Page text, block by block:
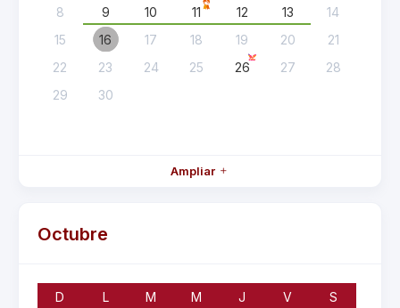
8
9 10 11 12 13
14
15
16 17 18 19 20
21
22
23 24 25 26 27
28
29
30
Ampliar
Octubre
D L M M J V S